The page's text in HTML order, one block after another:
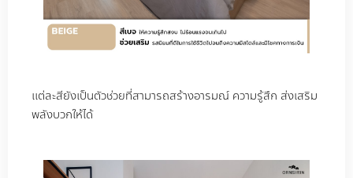
แต่ละสียังเป็นตัวช่วยที่สามารถสร้างอารมณ์ ความรู้สึก ส่งเสริม
พลังบวกให้ได้